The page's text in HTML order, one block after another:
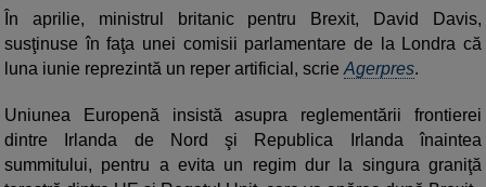
În aprilie, ministrul britanic pentru Brexit, David Davis,
susţinuse în faţa unei comisii parlamentare de la Londra că
luna iunie reprezintă un reper artificial, scrie Agerpres.
Uniunea Europenă insistă asupra reglementării frontierei
dintre Irlanda de Nord şi Republica Irlanda înaintea
summitului, pentru a evita un regim dur la singura graniţă